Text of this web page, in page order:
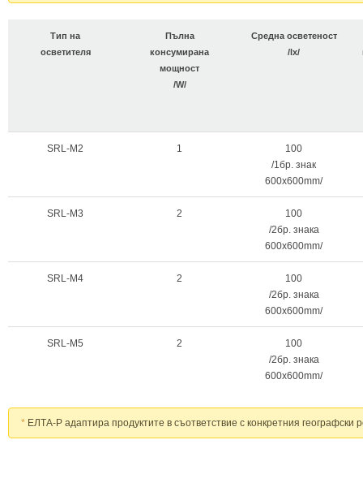
Тип на
осветителя
Пълна
консумирана
мощност
/W/
Средна осветеност
/lx/
SRL-M2 1
100
/1бр. знак
600х600mm/
SRL-M3 2
100
/2бр. знакa
600х600mm/
SRL-M4 2
100
/2бр. знакa
600х600mm/
SRL-M5 2
100
/2бр. знакa
600х600mm/
* ЕЛТА-Р адаптира продуктите в съответствие с конкретния географски